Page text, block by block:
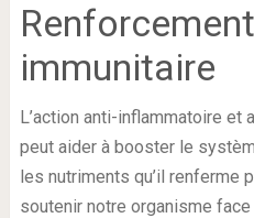
immunitaire
L’action anti-inflammatoire et
peut aider à booster le
les nutriments qu’il renferme
soutenir notre organisme